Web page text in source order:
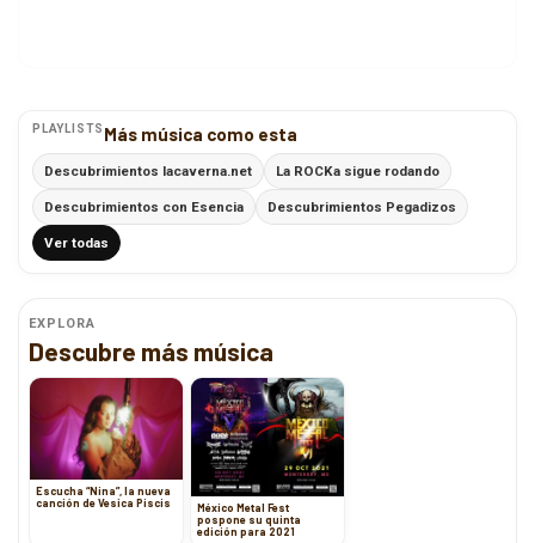
PLAYLISTS Más música como esta
Descubrimientos lacaverna.net La ROCKa sigue rodando
Descubrimientos con Esencia Descubrimientos Pegadizos
Ver todas
EXPLORA
Descubre más música
Escucha “Nina”, la nueva
canción de Vesica Piscis
México Metal Fest
pospone su quinta
edición para 2021